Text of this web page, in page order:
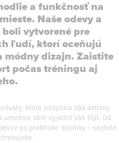
a funkčnosť na
Naše odevy a
vytvorené pre
ľudí, ktorí oceňujú
módny dizajn. Zaistite
počas tréningu aj
ktoré podporia Váš aktívny
umožnia Vám vyjadriť Váš štýl. Od
po praktické doplnky - nájdete